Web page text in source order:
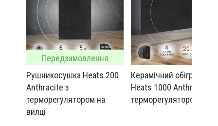
Передзамовлення
Рушникосушка Heats 200
Anthracite з
терморегулятором на
вилці
Керамічний обігрівач
Heats 1000 Anthracite з
терморегулятором